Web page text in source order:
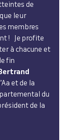
de
leur
membres
! Je profite
à chacune et
fin
Bertrand
et de la
du
de la